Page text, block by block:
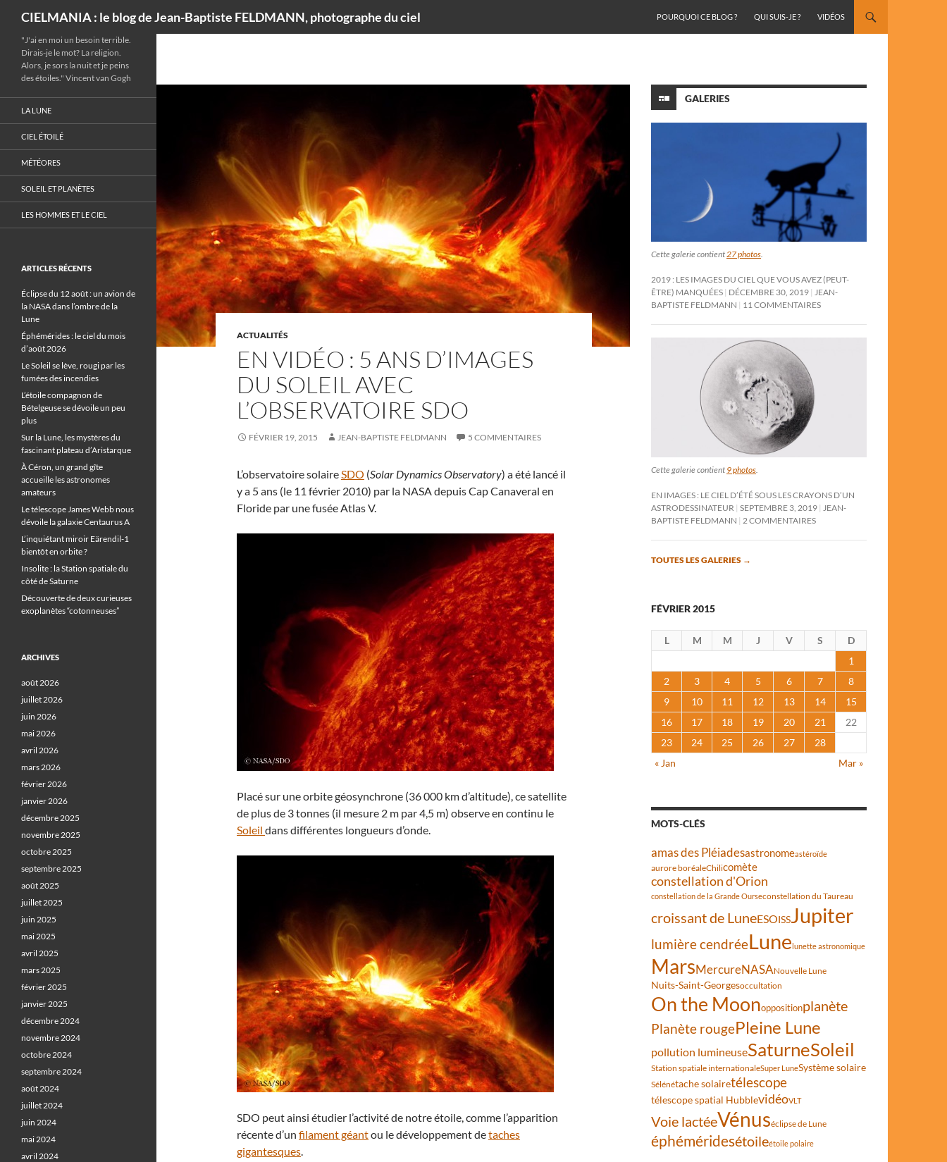
CIELMANIA : le blog de Jean-Baptiste FELDMANN, photographe du ciel
POURQUOI CE BLOG ?
QUI SUIS-JE ? VIDÉOS
ACTUALITÉS
EN VIDÉO : 5 ANS D’IMAGES
DU SOLEIL AVEC
L’OBSERVATOIRE SDO
FÉVRIER 19, 2015 JEAN-BAPTISTE FELDMANN 5 COMMENTAIRES
L’observatoire solaireSDO (Solar Dynamics Observatory) a été lancé il
y a 5 ans (le 11 février 2010) par la NASA depuis Cap Canaveral en
Floride par une fusée Atlas V.
Placé sur une orbite géosynchrone (36 000 km d’altitude), ce satellite
de plus de 3 tonnes (il mesure 2 m par 4,5 m) observe en continu le
Soleil dans différentes longueurs d’onde.
SDO peut ainsi étudier l’activité de notre étoile, comme l’apparition
récente d’un filament géantou le développement detaches
gigantesques.
GALERIES
Cette galerie contient27 photos.
2019 : LES IMAGES DU CIEL QUE VOUS AVEZ (PEUT-
ÊTRE) MANQUÉES DÉCEMBRE 30, 2019 JEAN-
BAPTISTE FELDMANN
11 COMMENTAIRES
Cette galerie contient 9 photos
EN IMAGES : LE CIEL D’ÉTÉ SOUS LES CRAYONS D’UN
ASTRODESSINATEUR SEPTEMBRE 3, 2019
JEAN-
BAPTISTE FELDMANN
2 COMMENTAIRES
TOUTES LES GALERIES →
FÉVRIER 2015
L M M J V S
D
1
2
3 4 5 6 7
8
9
10 11 12 13 14
15
16
17 18 19 20 21
22
23
24 25 26 27
28
« Jan
Mar »
MOTS-CLÉS
amas des Pléiadesastronomeastéroïde
aurore boréaleChilicomète
constellation d'Orion
constellation de la Grande Ourseconstellation du Taureau
croissant de LuneESOISSJupiter
lumière cendréeLunelunette astronomique
MarsMercureNASANouvelle Lune
Nuits-Saint-Georgesoccultation
On the Moonoppositionplanète
Planète rougePleine Lune
pollution lumineuseSaturneSoleil
Station spatiale internationaleSuper LuneSystème solaire
Sélénétache solairetélescope
télescope spatial HubblevidéoVLT
Voie lactéeVénuséclipse de Lune
éphéméridesétoileétoile polaire
"J'ai en moi un besoin terrible.
Dirais-je le mot? La religion.
Alors, je sors la nuit et je peins
des étoiles." Vincent van Gogh
LA LUNE
CIEL ÉTOILÉ
MÉTÉORES
SOLEIL ET PLANÈTES
LES HOMMES ET LE CIEL
ARTICLES RÉCENTS
Éclipse du 12 août : un avion de
la NASA dans l’ombre de la
Lune
Éphémérides : le ciel du mois
d’août 2026
Le Soleil se lève, rougi par les
fumées des incendies
L’étoile compagnon de
Bételgeuse se dévoile un peu
plus
Sur la Lune, les mystères du
fascinant plateau d’Aristarque
À Céron, un grand gîte
accueille les astronomes
amateurs
Le télescope James Webb nous
dévoile la galaxie Centaurus A
L’inquiétant miroir Eärendil-1
bientôt en orbite ?
Insolite : la Station spatiale du
côté de Saturne
Découverte de deux curieuses
exoplanètes “cotonneuses”
ARCHIVES
août 2026
juillet 2026
juin 2026
mai 2026
avril 2026
mars 2026
février 2026
janvier 2026
décembre 2025
novembre 2025
octobre 2025
septembre 2025
août 2025
juillet 2025
juin 2025
mai 2025
avril 2025
mars 2025
février 2025
janvier 2025
décembre 2024
novembre 2024
octobre 2024
septembre 2024
août 2024
juillet 2024
juin 2024
mai 2024
avril 2024